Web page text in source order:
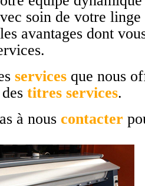
soin de votre
avantages dont
services que nous
titres services.
à nous contacter